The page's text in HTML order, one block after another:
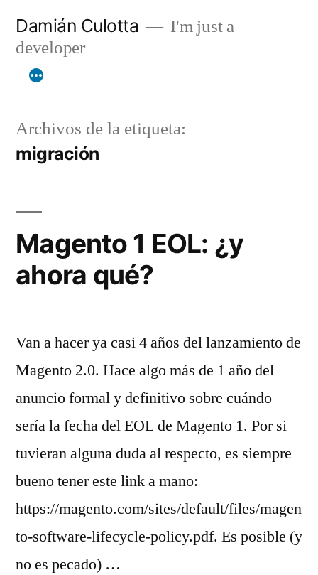
contenido
Damián Culotta
I'm just a
developer
Archivos de la etiqueta:
migración
Magento 1 EOL: ¿y
ahora qué?
Van a hacer ya casi 4 años del lanzamiento de
Magento 2.0. Hace algo más de 1 año del
anuncio formal y definitivo sobre cuándo
sería la fecha del EOL de Magento 1. Por si
tuvieran alguna duda al respecto, es siempre
bueno tener este link a mano:
https://magento.com/sites/default/files/magen
to-software-lifecycle-policy.pdf. Es posible (y
no es pecado) …